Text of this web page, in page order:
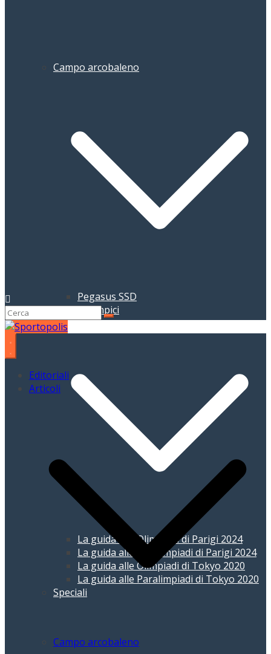
Campo arcobaleno
Pegasus SSD
Giochi Olimpici
La guida alle Olimpiadi di Parigi 2024
La guida alle Paralimpiadi di Parigi 2024
La guida alle Olimpiadi di Tokyo 2020
La guida alle Paralimpiadi di Tokyo 2020
Speciali
Editoriali
Articoli
Campo arcobaleno